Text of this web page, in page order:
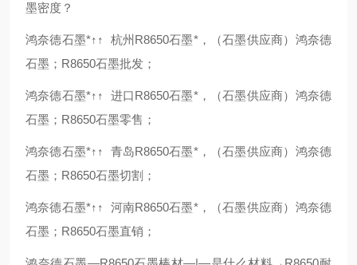
墨密度？
鸿奈德石墨*↑↑ 杭州R8650石墨*，（石墨供应商）鸿奈德
石墨；R8650石墨批发；
鸿奈德石墨*↑↑ 进口R8650石墨*，（石墨供应商）鸿奈德
石墨；R8650石墨零售；
鸿奈德石墨*↑↑ 青岛R8650石墨*，（石墨供应商）鸿奈德
石墨；R8650石墨切割；
鸿奈德石墨*↑↑ 河南R8650石墨*，（石墨供应商）鸿奈德
石墨；R8650石墨直销；